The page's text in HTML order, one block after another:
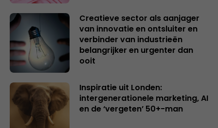
Creatieve sector als aanjager
van innovatie en ontsluiter en
verbinder van industrieën
belangrijker en urgenter dan
ooit
Inspiratie uit Londen:
intergenerationele marketing, AI
en de ‘vergeten’ 50+-man